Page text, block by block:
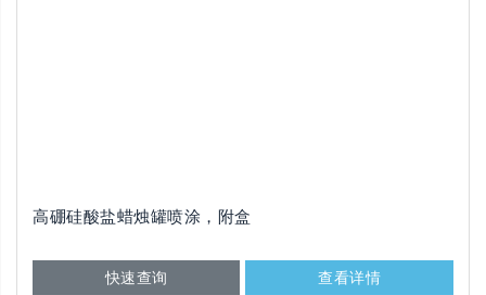
高硼硅酸盐蜡烛罐喷涂，附盒
快速查询 查看详情